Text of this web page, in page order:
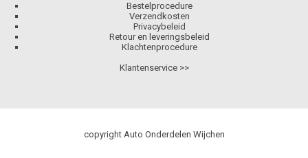
Bestelprocedure
Verzendkosten
Privacybeleid
Retour en leveringsbeleid
Klachtenprocedure
Klantenservice >>
copyright Auto Onderdelen Wijchen